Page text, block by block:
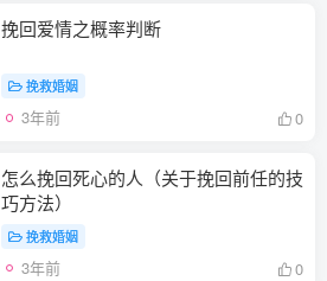
挽回爱情之概率判断
挽救婚姻
3年前 0
怎么挽回死心的人（关于挽回前任的技
巧方法）
挽救婚姻
3年前 0